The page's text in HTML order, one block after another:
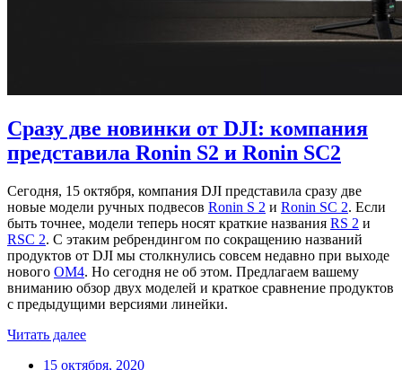
Сразу две новинки от DJI: компания
представила Ronin S2 и Ronin SC2
Сегодня, 15 октября, компания DJI представила сразу две
новые модели ручных подвесов Ronin S 2 и Ronin SC 2. Если
быть точнее, модели теперь носят краткие названия RS 2 и
RSC 2. С этаким ребрендингом по сокращению названий
продуктов от DJI мы столкнулись совсем недавно при выходе
нового OM4. Но сегодня не об этом. Предлагаем вашему
вниманию обзор двух моделей и краткое сравнение продуктов
с предыдущими версиями линейки.
Читать далее
15 октября, 2020